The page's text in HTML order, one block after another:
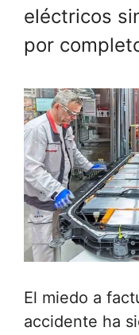
eléctricos
por
El miedo a
accidente ha